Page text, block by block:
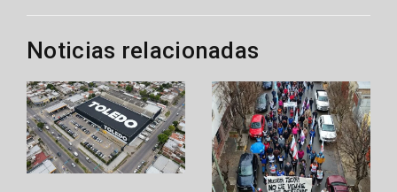
entradas
Noticias relacionadas